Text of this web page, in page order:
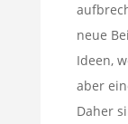
neue
Ideen,
aber
Daher